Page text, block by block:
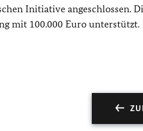
Initiative angeschlossen.
mit 100.000 Euro unterstützt.